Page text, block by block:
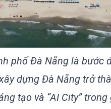
phố Đà Nẵng là bước
dựng Đà Nẵng trở
tạo và “AI City”